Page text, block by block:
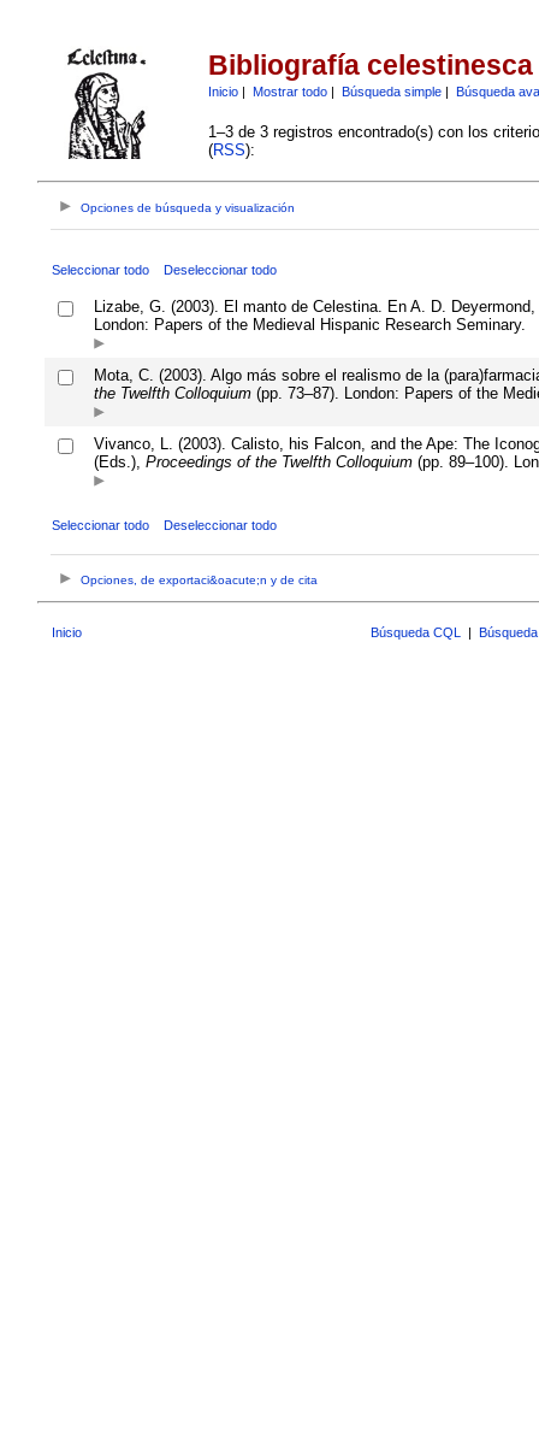
Bibliografía celestinesca
Inicio| Mostrar todo| Búsqueda simple| Búsqueda
1–3 de 3 registros encontrado(s) con los
(RSS):
Opciones de búsqueda y visualización
Seleccionar todo Deseleccionar todo
Lizabe, G. (2003). El manto de Celestina. En A. D.
London: Papers of the Medieval Hispanic Research Seminary.
Mota, C. (2003). Algo más sobre el realismo de la
the Twelfth Colloquium(pp. 73–87). London: Papers of the
Vivanco, L. (2003). Calisto, his Falcon, and the Ape: The
(Eds.), Proceedings of the Twelfth Colloquium(pp. 89–100).
Seleccionar todo Deseleccionar todo
Opciones, de exportaci&oacute;n y de cita
Inicio Búsqueda CQL |